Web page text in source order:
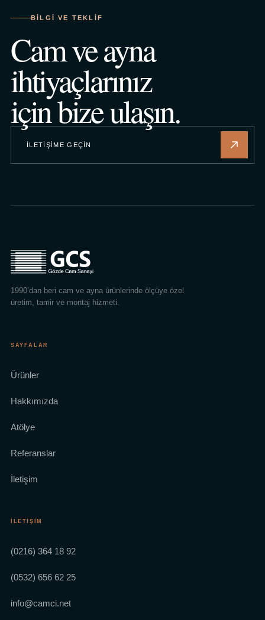
BILGI VE TEKLIF
Cam ve ayna
ihtiyaçlarınız
için bize ulaşın.
İLETIŞIME GEÇIN
1990’dan beri cam ve ayna ürünlerinde ölçüye özel
üretim, tamir ve montaj hizmeti.
SAYFALAR
Ürünler
Hakkımızda
Atölye
Referanslar
İletişim
İLETIŞIM
(0216) 364 18 92
(0532) 656 62 25
info@camci.net